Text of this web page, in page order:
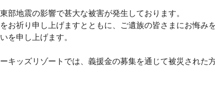
部地震の影響で甚大な被害が発生しております。
お祈り申し上げますとともに、ご遺族の皆さまにお悔み
を申し上げます。
キッズリゾートでは、義援金の募集を通じて被災された